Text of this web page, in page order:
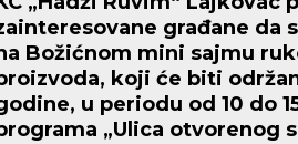
građane da
Božićnom mini sajmu
koji će biti
u periodu od 10 do
„Ulica otvorenog